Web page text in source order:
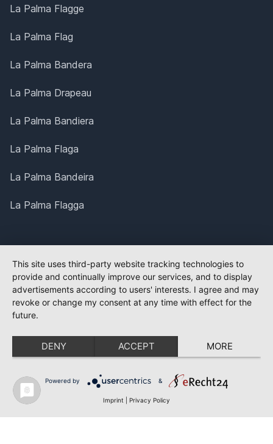
La Palma Flagge
La Palma Flag
La Palma Bandera
La Palma Drapeau
La Palma Bandiera
La Palma Flaga
La Palma Bandeira
La Palma Flagga
This site uses third-party website tracking technologies to
provide and continually improve our services, and to display
advertisements according to users' interests. I agree and may
revoke or change my consent at any time with effect for the
future.
DENY ACCEPT MORE
Powered by &
Imprint Privacy Policy